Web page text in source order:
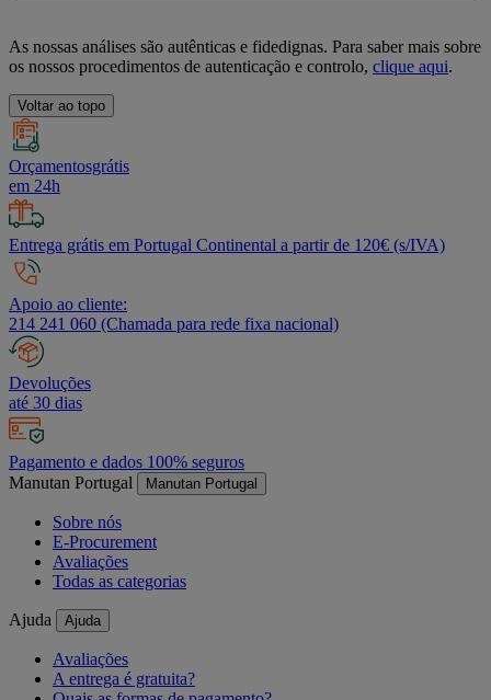
As nossas análises são autênticas e fidedignas. Para saber mais sobre
os nossos procedimentos de autenticação e controlo, clique aqui.
Voltar ao topo
Orçamentosgrátis
em 24h
Entrega grátis em Portugal Continental a partir de 120€ (s/IVA)
Apoio ao cliente:
214 241 060 (Chamada para rede fixa nacional)
Devoluções
até 30 dias
Pagamento e dados 100% seguros
Manutan Portugal
Manutan Portugal
Sobre nós
E-Procurement
Avaliações
Todas as categorias
Ajuda Ajuda
Avaliações
A entrega é gratuita?